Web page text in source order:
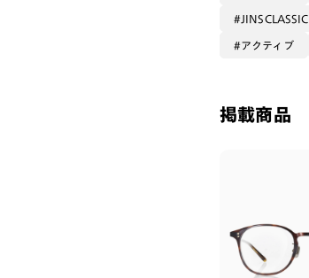
JINSCLASSIC
アクティブ
掲載商品